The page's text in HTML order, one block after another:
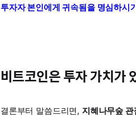
투자자 본인에게 귀속됨을 명심하시
비트코인은 투자 가치가
결론부터 말씀드리면, 지혜나무숲